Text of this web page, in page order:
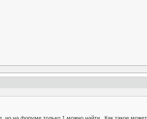
но на форуме только 1 можно найти.. Как такое